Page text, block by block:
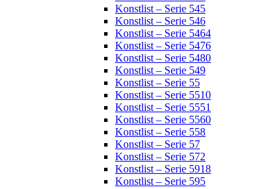
Konstlist – Serie 545
Konstlist – Serie 546
Konstlist – Serie 5464
Konstlist – Serie 5476
Konstlist – Serie 5480
Konstlist – Serie 549
Konstlist – Serie 55
Konstlist – Serie 5510
Konstlist – Serie 5551
Konstlist – Serie 5560
Konstlist – Serie 558
Konstlist – Serie 57
Konstlist – Serie 572
Konstlist – Serie 5918
Konstlist – Serie 595